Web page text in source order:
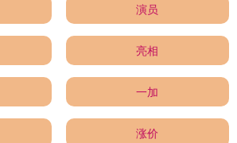
演员
亮相
一加
涨价